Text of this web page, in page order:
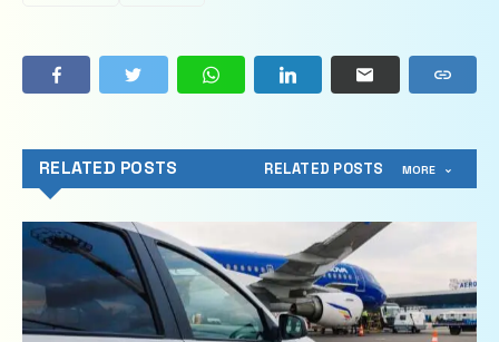
RELATED POSTS RELATED POSTS MORE